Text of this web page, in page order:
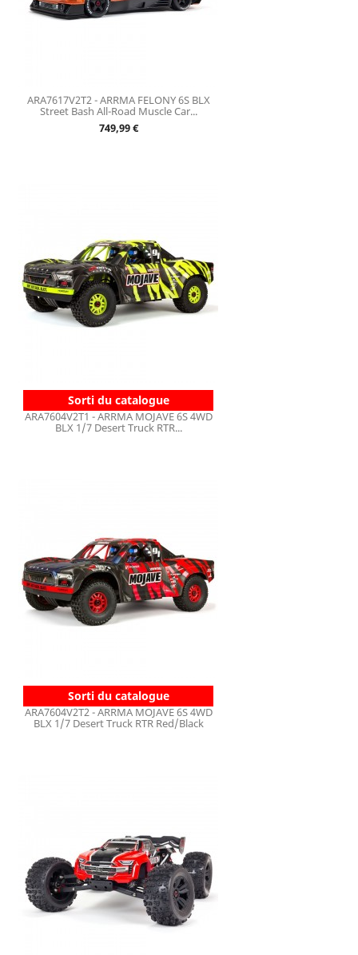
ARA7617V2T2 - ARRMA FELONY 6S BLX
Street Bash All-Road Muscle Car...
Prix
749,99 €
Sorti du catalogue
ARA7604V2T1 - ARRMA MOJAVE 6S 4WD
BLX 1/7 Desert Truck RTR...
Sorti du catalogue
ARA7604V2T2 - ARRMA MOJAVE 6S 4WD
BLX 1/7 Desert Truck RTR Red/Black